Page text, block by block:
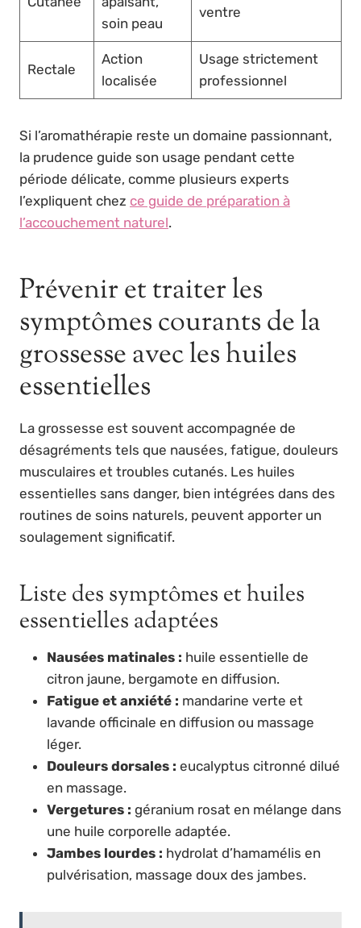
soin peau
ventre
Rectale
Action
localisée
Usage strictement
professionnel
Si l’aromathérapie reste un domaine passionnant,
la prudence guide son usage pendant cette
période délicate, comme plusieurs experts
l’expliquent chez ce guide de préparation à
l’accouchement naturel.
Prévenir et traiter les
symptômes courants de la
grossesse avec les huiles
essentielles
La grossesse est souvent accompagnée de
désagréments tels que nausées, fatigue, douleurs
musculaires et troubles cutanés. Les huiles
essentielles sans danger, bien intégrées dans des
routines de soins naturels, peuvent apporter un
soulagement significatif.
Liste des symptômes et huiles
essentielles adaptées
Nausées matinales : huile essentielle de
citron jaune, bergamote en diffusion.
Fatigue et anxiété : mandarine verte et
lavande officinale en diffusion ou massage
léger.
Douleurs dorsales : eucalyptus citronné dilué
en massage.
Vergetures : géranium rosat en mélange dans
une huile corporelle adaptée.
Jambes lourdes : hydrolat d’hamamélis en
pulvérisation, massage doux des jambes.